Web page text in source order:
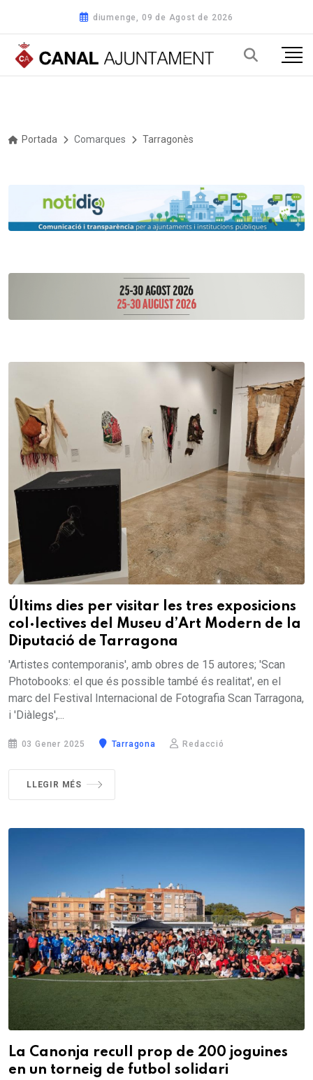
diumenge, 09 de Agost de 2026
Portada Comarques Tarragonès
Últims dies per visitar les tres exposicions
col·lectives del Museu d’Art Modern de la
Diputació de Tarragona
'Artistes contemporanis', amb obres de 15 autores; 'Scan
Photobooks: el que és possible també és realitat', en el
marc del Festival Internacional de Fotografia Scan Tarragona,
i 'Diàlegs',...
03 Gener 2025 Tarragona Redacció
LLEGIR MÉS
La Canonja recull prop de 200 joguines
en un torneig de futbol solidari